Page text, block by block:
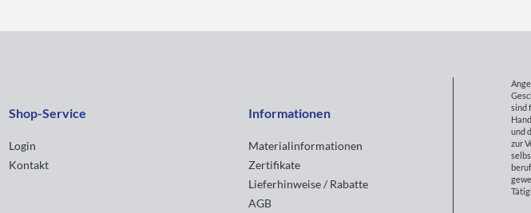
Shop-Service
Login
Kontakt
Informationen
Materialinformationen
Zertifikate
Lieferhinweise / Rabatte
AGB
sind
und
zur